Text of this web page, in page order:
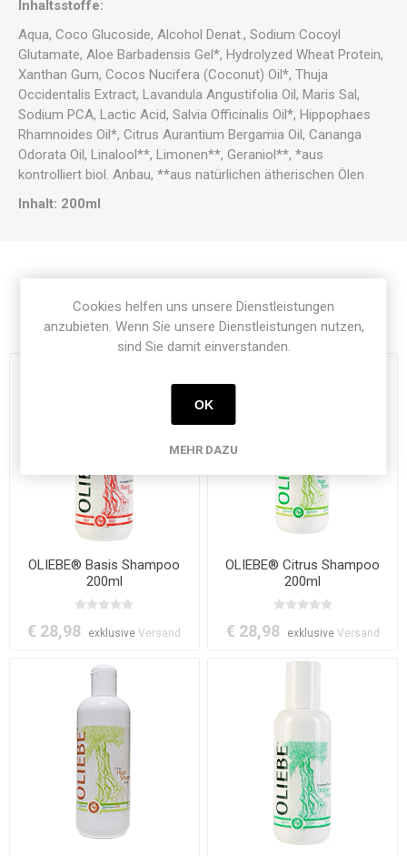
Inhaltsstoffe:
Aqua, Coco Glucoside, Alcohol Denat., Sodium Cocoyl
Glutamate, Aloe Barbadensis Gel*, Hydrolyzed Wheat Protein,
Xanthan Gum, Cocos Nucifera (Coconut) Oil*, Thuja
Occidentalis Extract, Lavandula Angustifolia Oil, Maris Sal,
Sodium PCA, Lactic Acid, Salvia Officinalis Oil*, Hippophaes
Rhamnoides Oil*, Citrus Aurantium Bergamia Oil, Cananga
Odorata Oil, Linalool**, Limonen**, Geraniol**, *aus
kontrolliert biol. Anbau, **aus natürlichen ätherischen Ölen
Inhalt: 200ml
Verwandte Produkte
OLIEBE® Basis Shampoo
200ml
€ 28,98 exklusiveVersand
OLIEBE® Citrus Shampoo
200ml
€ 28,98 exklusive Versand
Cookies helfen uns unsere Dienstleistungen
anzubieten. Wenn Sie unsere Dienstleistungen nutzen,
sind Sie damit einverstanden.
OK
MEHR DAZU